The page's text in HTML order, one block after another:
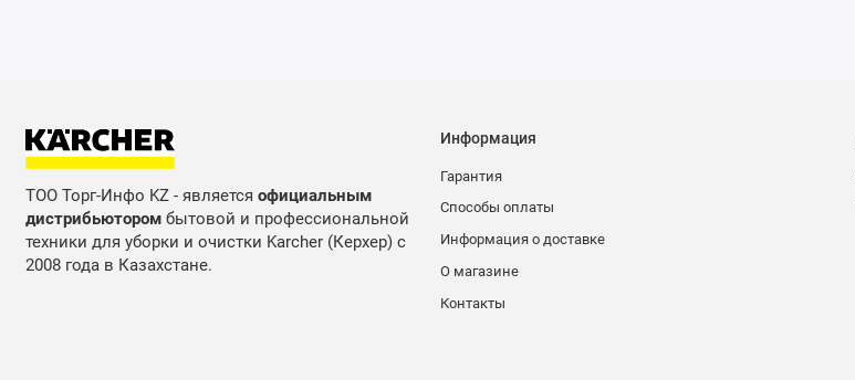
ТОО Торг-Инфо KZ - является официальным
дистрибьюторомбытовой и профессиональной
техники для уборки и очистки Karcher (Керхер) с
2008 года в Казахстане.
Информация
Гарантия
Способы оплаты
Информация о доставке
О магазине
Контакты